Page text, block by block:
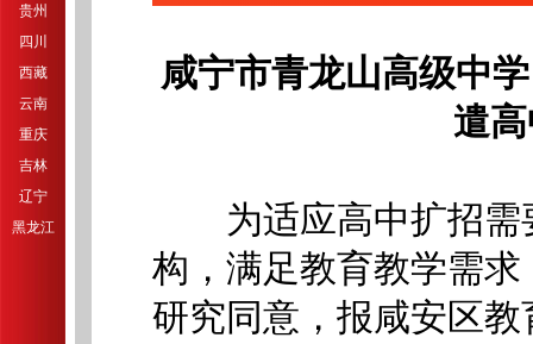
贵州
四川
西藏
云南
重庆
吉林
辽宁
黑龙江
咸宁市青龙山高级中
遣
为适应高中扩招需
构，满足教育教学需
研究同意，报咸安区